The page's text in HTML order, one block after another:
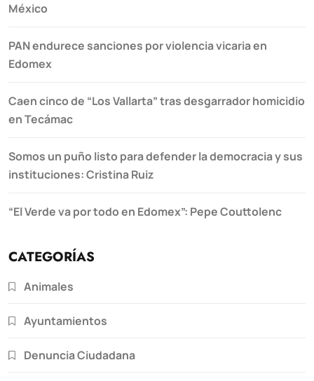
México
PAN endurece sanciones por violencia vicaria en
Edomex
Caen cinco de “Los Vallarta” tras desgarrador homicidio
en Tecámac
Somos un puño listo para defender la democracia y sus
instituciones: Cristina Ruiz
“El Verde va por todo en Edomex”: Pepe Couttolenc
CATEGORÍAS
Animales
Ayuntamientos
Denuncia Ciudadana